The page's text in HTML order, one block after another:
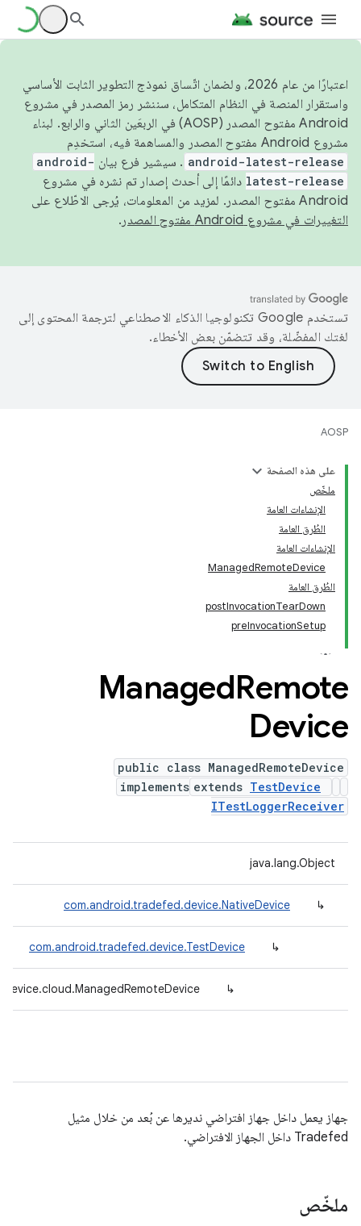
اعتبارًا من عام 2026، ولضمان اتّساق نموذج التطوير الثابت الأساسي
واستقرار المنصة في النظام المتكامل، سننشر رمز المصدر في مشروع
Android مفتوح المصدر (AOSP) في الربعَين الثاني والرابع. لبناء
مشروع Android مفتوح المصدر والمساهمة فيه، استخدِم
android-latest-release . سيشير فرع بيان android-
latest-release دائمًا إلى أحدث إصدار تم نشره في مشروع
Android مفتوح المصدر. لمزيد من المعلومات، يُرجى الاطّلاع على
التغييرات في مشروع Android مفتوح المصدر
.
تستخدم Google تكنولوجيا الذكاء الاصطناعي لترجمة المحتوى إلى
لغتك المفضّلة، وقد تتضمّن بعض الأخطاء.
AOSP
على هذه الصفحة
ملخّص
الإنشاءات العامة
الطُرق العامة
الإنشاءات العامة
ManagedRemoteDevice
الطُرق العامة
postInvocationTearDown
preInvocationSetup
ManagedRemote
Device
public class ManagedRemoteDevice
extends TestDevice
implements
ITestLoggerReceiver
java.lang.Object
↳
com.android.tradefed.device.NativeDevice
↳
com.android.tradefed.device.TestDevice
↳
جهاز يعمل داخل جهاز افتراضي نديرها عن بُعد من خلال مثيل
Tradefed داخل الجهاز الافتراضي.
ملخّص